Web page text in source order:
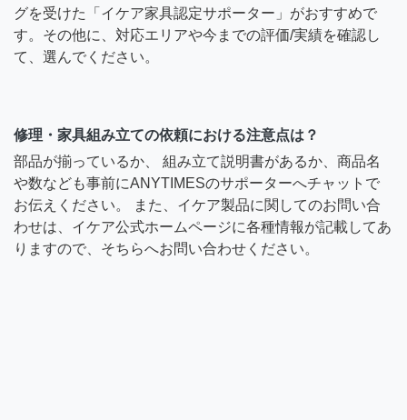
グを受けた「イケア家具認定サポーター」がおすすめで
す。その他に、対応エリアや今までの評価/実績を確認し
て、選んでください。
修理・家具組み立ての依頼における注意点は？
部品が揃っているか、 組み立て説明書があるか、商品名
や数なども事前にANYTIMESのサポーターへチャットで
お伝えください。 また、イケア製品に関してのお問い合
わせは、イケア公式ホームページに各種情報が記載してあ
りますので、そちらへお問い合わせください。